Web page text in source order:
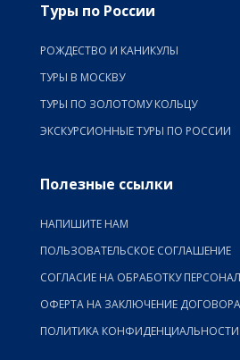
Туры по России
РОЖДЕСТВО И КАНИКУЛЫ
ТУРЫ В МОСКВУ
ТУРЫ ПО ЗОЛОТОМУ КОЛЬЦУ
ЭКСКУРСИОННЫЕ ТУРЫ ПО РОССИИ
Полезные ссылки
НАПИШИТЕ НАМ
ПОЛЬЗОВАТЕЛЬСКОЕ СОГЛАШЕНИЕ
СОГЛАСИЕ НА ОБРАБОТКУ
ОФЕРТА НА ЗАКЛЮЧЕНИЕ ДОГОВОРА
ПОЛИТИКА КОНФИДЕНЦИАЛЬНОСТИ